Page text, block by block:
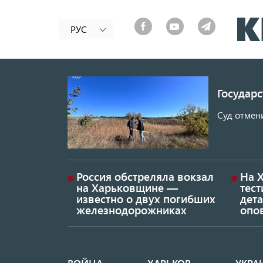
РУС
Суд
Россия обстреляла вокзал
на Харьковщине —
известно о двух погибших
железнодорожниках
На